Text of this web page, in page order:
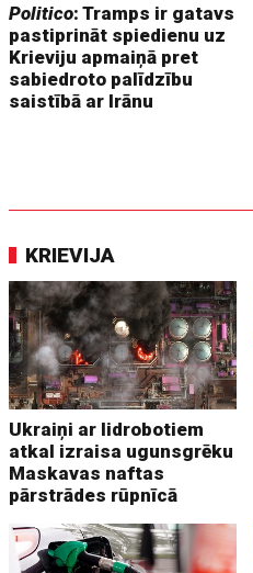
Politico: Tramps ir gatavs
pastiprināt spiedienu uz
Krieviju apmaiņā pret
sabiedroto palīdzību
saistībā ar Irānu
KRIEVIJA
Ukraiņi ar lidrobotiem
atkal izraisa ugunsgrēku
Maskavas naftas
pārstrādes rūpnīcā